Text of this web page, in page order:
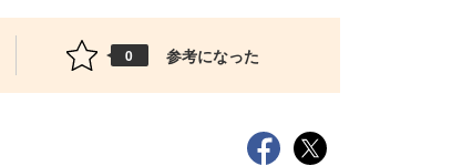
0 参考になった